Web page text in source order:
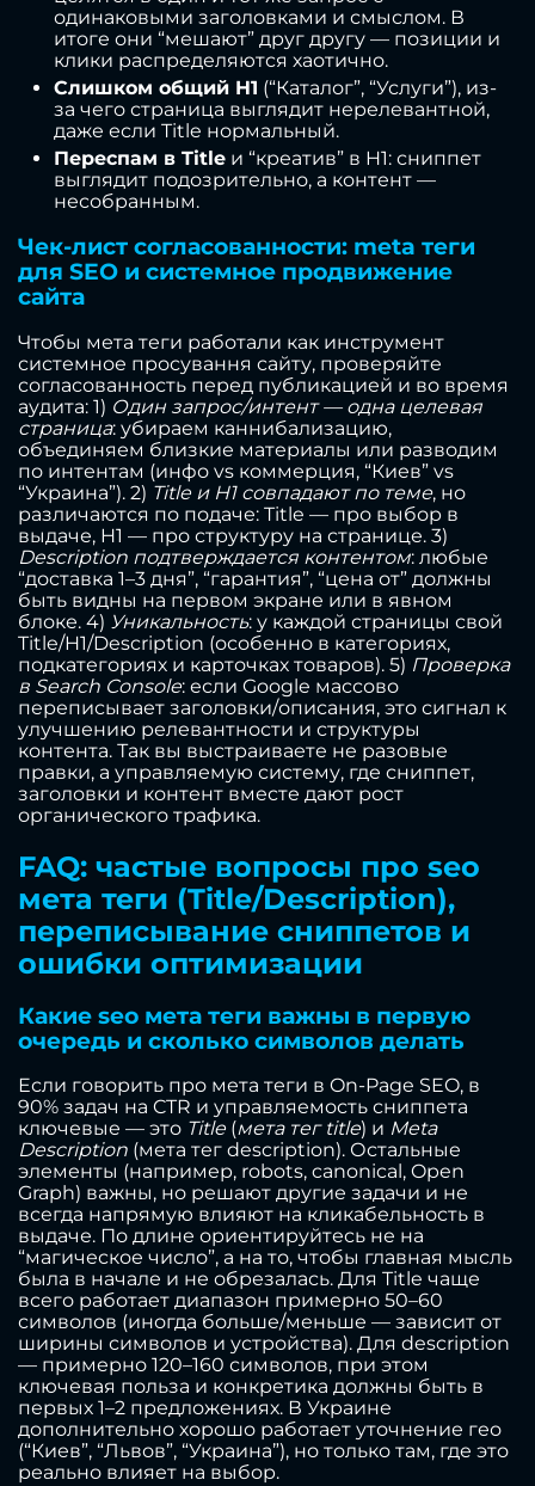
одинаковыми заголовками и смыслом. В
итоге они “мешают” друг другу — позиции и
клики распределяются хаотично.
Слишком общий H1 (“Каталог”, “Услуги”), из-
за чего страница выглядит нерелевантной,
даже если Title нормальный.
Переспам в Title и “креатив” в H1: сниппет
выглядит подозрительно, а контент —
несобранным.
Чек-лист согласованности: meta теги
для SEO и системное продвижение
сайта
Чтобы мета теги работали как инструмент
системное просування сайту, проверяйте
согласованность перед публикацией и во время
аудита: 1) Один запрос/интент — одна целевая
страница: убираем каннибализацию,
объединяем близкие материалы или разводим
по интентам (инфо vs коммерция, “Киев” vs
“Украина”). 2) Title и H1 совпадают по теме, но
различаются по подаче: Title — про выбор в
выдаче, H1 — про структуру на странице. 3)
Description подтверждается контентом: любые
“доставка 1–3 дня”, “гарантия”, “цена от” должны
быть видны на первом экране или в явном
блоке. 4) Уникальность: у каждой страницы свой
Title/H1/Description (особенно в категориях,
подкатегориях и карточках товаров). 5) Проверка
в Search Console: если Google массово
переписывает заголовки/описания, это сигнал к
улучшению релевантности и структуры
контента. Так вы выстраиваете не разовые
правки, а управляемую систему, где сниппет,
заголовки и контент вместе дают рост
органического трафика.
FAQ: частые вопросы про seo
мета теги (Title/Description),
переписывание сниппетов и
ошибки оптимизации
Какие seo мета теги важны в первую
очередь и сколько символов делать
Если говорить про мета теги в On-Page SEO, в
90% задач на CTR и управляемость сниппета
ключевые — это Title(мета тег title) и Meta
Description (мета тег description). Остальные
элементы (например, robots, canonical, Open
Graph) важны, но решают другие задачи и не
всегда напрямую влияют на кликабельность в
выдаче. По длине ориентируйтесь не на
“магическое число”, а на то, чтобы главная мысль
была в начале и не обрезалась. Для Title чаще
всего работает диапазон примерно 50–60
символов (иногда больше/меньше — зависит от
ширины символов и устройства). Для description
— примерно 120–160 символов, при этом
ключевая польза и конкретика должны быть в
первых 1–2 предложениях. В Украине
дополнительно хорошо работает уточнение гео
(“Киев”, “Львов”, “Украина”), но только там, где это
реально влияет на выбор.